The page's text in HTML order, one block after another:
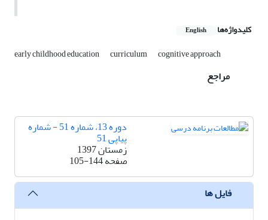
کلیدواژه‌ها English
early childhood education curriculum cognitive approach
مراجع
دوره 13، شماره 51 - شماره
پیاپی 51
زمستان 1397
صفحه105-144
فایل ها